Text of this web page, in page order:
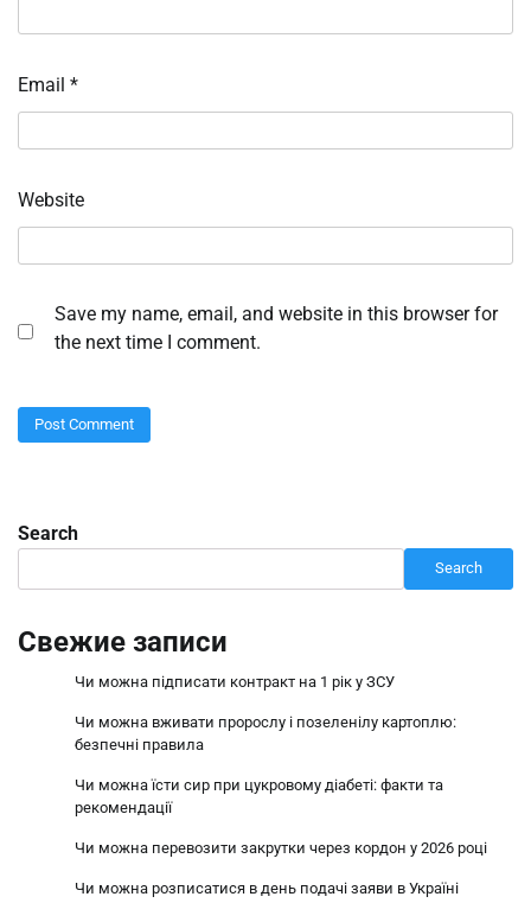
Email *
Website
Save my name, email, and website in this browser for
the next time I comment.
Search
Search
Свежие записи
Чи можна підписати контракт на 1 рік у ЗСУ
Чи можна вживати пророслу і позеленілу картоплю:
безпечні правила
Чи можна їсти сир при цукровому діабеті: факти та
рекомендації
Чи можна перевозити закрутки через кордон у 2026 році
Чи можна розписатися в день подачі заяви в Україні